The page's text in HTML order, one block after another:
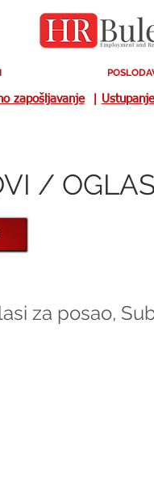
zapošljavanje|
/
za posao,